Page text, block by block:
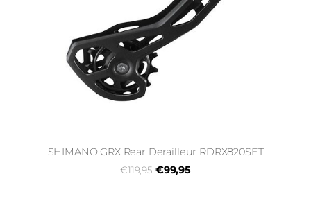
SHIMANO GRX Rear Derailleur RDRX820SET
€119,95 €99,95